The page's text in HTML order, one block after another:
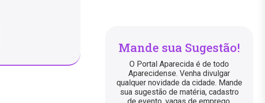
Mande sua Sugestão!
O Portal Aparecida é de todo
Aparecidense. Venha divulgar
qualquer novidade da cidade. Mande
sua sugestão de matéria, cadastro